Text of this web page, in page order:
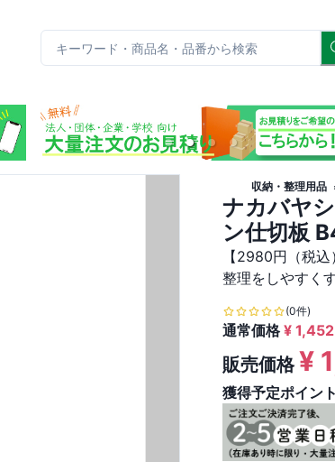
収納・整理用品
ナカバヤ
ン仕切板
【2980円（税
整理をしやすく
(0件)
通常価格¥ 1,452
販売価格¥
獲得予定ポイント